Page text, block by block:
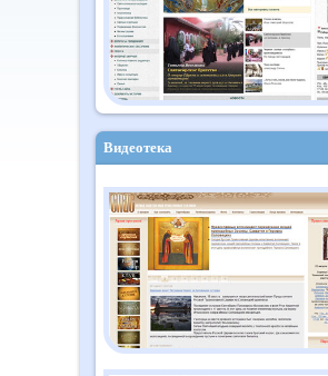
Видеотека